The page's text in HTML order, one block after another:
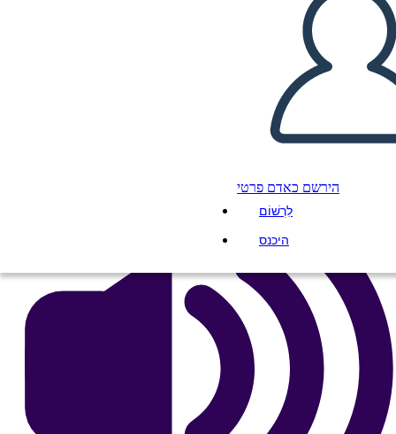
הירשם כאדם פרטי
לִרְשׁוֹם
היכנס